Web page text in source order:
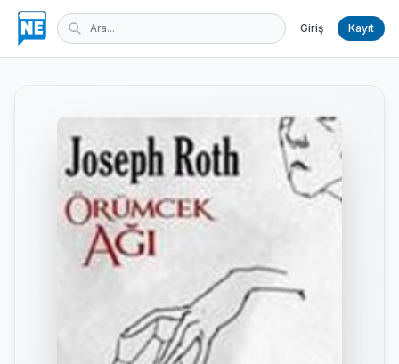
Giriş Kayıt